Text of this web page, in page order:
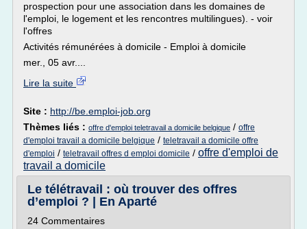
prospection pour une association dans les domaines de
l'emploi, le logement et les rencontres multilingues). - voir
l'offres
Activités rémunérées à domicile - Emploi à domicile
mer., 05 avr....
Lire la suite
Site : http://be.emploi-job.org
Thèmes liés : offre d'emploi teletravail a domicile belgique / offre
d'emploi travail a domicile belgique / teletravail a domicile offre
d'emploi / teletravail offres d emploi domicile / offre d'emploi de
travail a domicile
Le télétravail : où trouver des offres
d’emploi ? | En Aparté
24 Commentaires